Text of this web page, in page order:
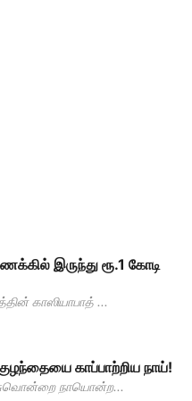
இருந்து ரூ.1 கோடி
காஸியாபாத் ...
காப்பாற்றிய நாய்!
நாயொன்ற...